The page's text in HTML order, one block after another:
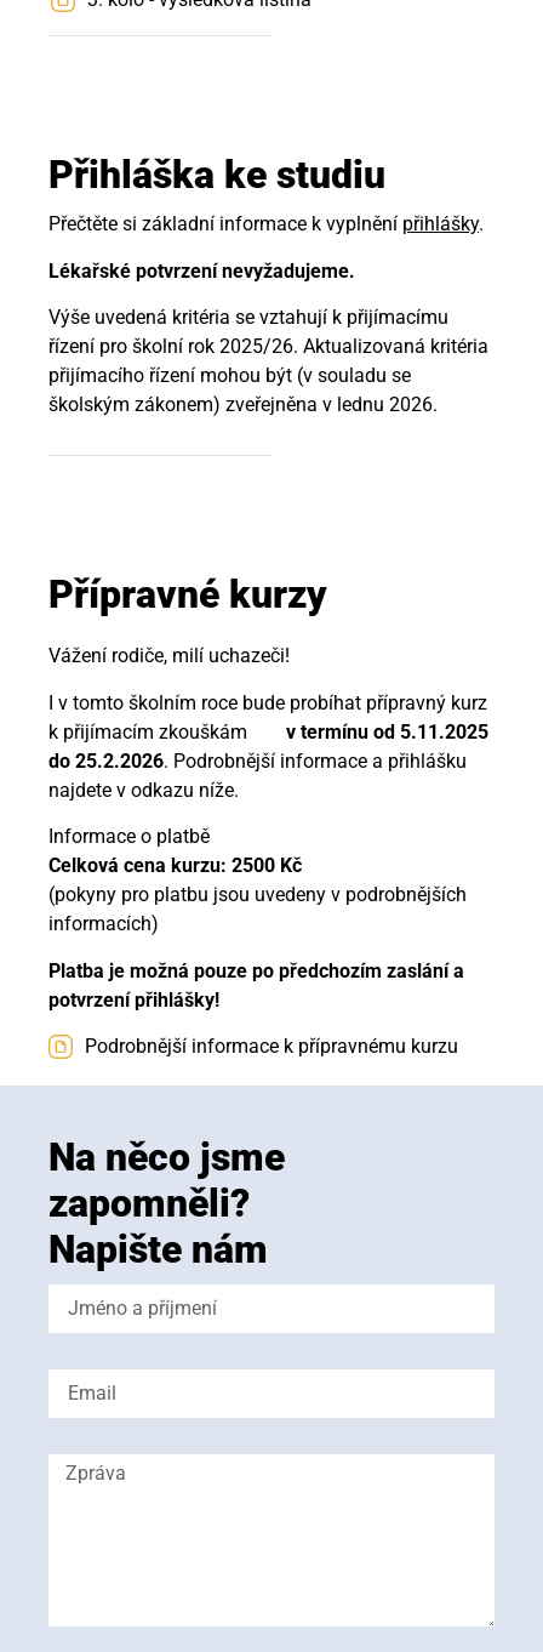
Přihláška ke studiu
Přečtěte si základní informace k vyplnění přihlášky.
Lékařské potvrzení nevyžadujeme.
Výše uvedená kritéria se vztahují k přijímacímu
řízení pro školní rok 2025/26. Aktualizovaná kritéria
přijímacího řízení mohou být (v souladu se
školským zákonem) zveřejněna v lednu 2026.
Přípravné kurzy
Vážení rodiče, milí uchazeči!
I v tomto školním roce bude probíhat přípravný kurz
k přijímacím zkouškám v termínu od 5.11.2025
do 25.2.2026. Podrobnější informace a přihlášku
najdete v odkazu níže.
Informace o platbě
Celková cena kurzu: 2500 Kč
(pokyny pro platbu jsou uvedeny v podrobnějších
informacích)
Platba je možná pouze po předchozím zaslání a
potvrzení přihlášky!
Podrobnější informace k přípravnému kurzu
Na něco jsme
zapomněli?
Napište nám